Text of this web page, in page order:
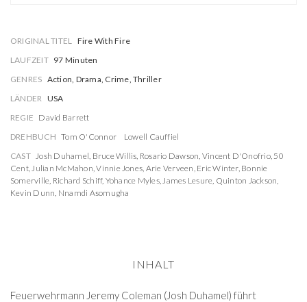
ORIGINAL TITEL Fire With Fire
LAUFZEIT 97 Minuten
GENRES Action, Drama, Crime, Thriller
LÄNDER USA
REGIE David Barrett
DREHBUCH Tom O'Connor
Lowell Cauffiel
CAST Josh Duhamel, Bruce Willis, Rosario Dawson, Vincent D'Onofrio, 50
Cent,Julian McMahon,Vinnie Jones, Arie Verveen, Eric Winter, Bonnie
Somerville, Richard Schiff, Yohance Myles,James Lesure, Quinton Jackson,
Kevin Dunn, Nnamdi Asomugha
INHALT
Feuerwehrmann Jeremy Coleman (Josh Duhamel) führt